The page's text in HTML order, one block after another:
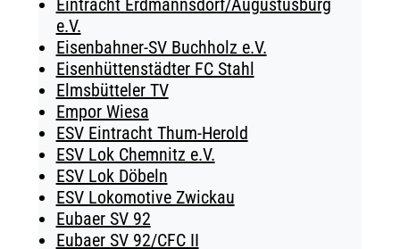
Eintracht Erdmannsdorf/Augustusburg
e.V.
Eisenbahner-SV Buchholz e.V.
Eisenhüttenstädter FC Stahl
Elmsbütteler TV
Empor Wiesa
ESV Eintracht Thum-Herold
ESV Lok Chemnitz e.V.
ESV Lok Döbeln
ESV Lokomotive Zwickau
Eubaer SV 92
Eubaer SV 92/CFC II